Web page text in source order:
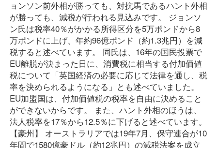
ョンソン前外相が勝っても、対抗馬であるハント外相
が勝っても、減税が行われる見込みです。 ジョンソ
ン氏は税率40％がかかる所得区分を5万ポンドから8
万ポンドに上げ、年約96億ポンド（約1.3兆円）を減
税すると述べています。 同氏は、16年の国民投票で
EU離脱が決まった日に、消費税に相当する付加価値
税について「英国経済の必要に応じて法律を通し、税
率を決められるようになる」とも述べていました。
EU加盟国は、付加価値税の税率を自由に決めること
ができないからです。 また、ハント外相のほうは、
法人税率を17％から12.5％に下げると述べています。
【豪州】 オーストラリアでは19年7月、保守連合が10
年間で1580億豪ドル（約12兆円）の減税法案を成立